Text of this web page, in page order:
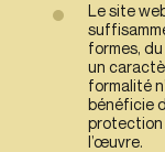
Le site
formes,
un
formalité
bénéficie
protection
l’œuvre.